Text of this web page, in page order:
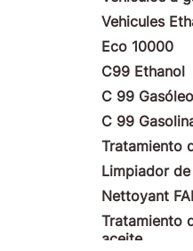
Vehicules
Eco 10000
C99 Ethanol
C 99 Gasóleo
C 99
Tratamiento
Limpiador
Nettoyant
Tratamiento
aceite